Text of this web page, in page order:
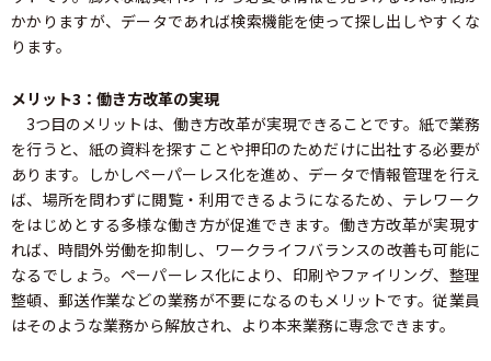
かかりますが、データであれば検索機能を使って探し出しやすくな
ります。
メリット3：働き方改革の実現
3つ目のメリットは、働き方改革が実現できることです。紙で業務
を行うと、紙の資料を探すことや押印のためだけに出社する必要が
あります。しかしペーパーレス化を進め、データで情報管理を行え
ば、場所を問わずに閲覧・利用できるようになるため、テレワーク
をはじめとする多様な働き方が促進できます。働き方改革が実現す
れば、時間外労働を抑制し、ワークライフバランスの改善も可能に
なるでしょう。ペーパーレス化により、印刷やファイリング、整理
整頓、郵送作業などの業務が不要になるのもメリットです。従業員
はそのような業務から解放され、より本来業務に専念できます。